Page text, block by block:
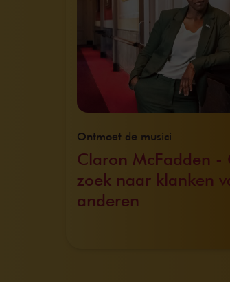
Claron McFadden -
zoek naar klanken
anderen
Ontmoet de musici